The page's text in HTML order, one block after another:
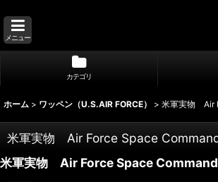
メニュー
カテゴリ
ホーム > ワッペン（U.S.AIR FORCE） > 米軍実物 Air
米軍実物 Air Force Space
米軍実物 Air Force Space